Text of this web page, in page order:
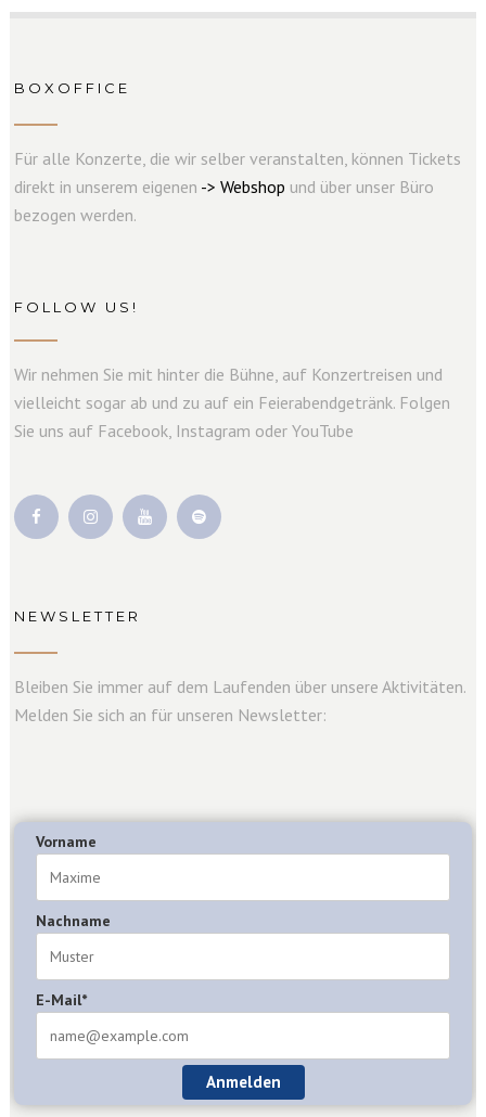
BOXOFFICE
Für alle Konzerte, die wir selber veranstalten, können Tickets
direkt in unserem eigenen ->Webshop und über unser Büro
bezogen werden.
FOLLOW US!
Wir nehmen Sie mit hinter die Bühne, auf Konzertreisen und
vielleicht sogar ab und zu auf ein Feierabendgetränk. Folgen
Sie uns auf Facebook, Instagram oder YouTube
NEWSLETTER
Bleiben Sie immer auf dem Laufenden über unsere Aktivitäten.
Melden Sie sich an für unseren Newsletter:
Vorname
Nachname
E-Mail*
Anmelden